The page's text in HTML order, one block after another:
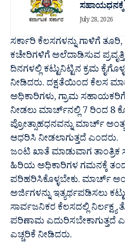
ಸಹಾಯಧನಕ್ಕೆ
July 28, 2026
ಸರ್ಕಾರಿ ಕೆಲಸಗಳನ್ನು ಗಾಳಿಗೆ ತೂರಿ,
ಕಚೇರಿಗಳಿಗೆ ಅಲೆದಾಡಿಸುವ
ದಿನಗಳಲ್ಲಿ ಕಟ್ಟುನಿಟ್ಟಿನ ಕ್ರಮ
ನೀಡಿದರು. ದಕ್ಷತೆಯಿಂದ ಕೆಲಸ
ಅಧಿಕಾರಿಗಳು, ಗ್ರಾಮ ಸಹಾಯಕರಿಗೆ
ನೀಡಲು ಮಾರ್ಚ್‍ನಲ್ಲಿ 7 ರಿಂದ
ಪ್ರೋತ್ಸಾಹಧನವನ್ನು ಮಾರ್ಚ್
ಆಧರಿಸಿ ನೀಡಲಾಗುತ್ತದೆ ಎಂದರು.
ಜಂಟಿ ಖಾತೆ ಮಾಡುವಾಗ ತಾಂತ್ರಿಕ
ಹಿರಿಯ ಅಧಿಕಾರಿಗಳ ಗಮನಕ್ಕೆ
ಪರಿಹರಿಸಿಕೊಳ್ಳಬೇಕು. ಮಾರ್ಚ್
ಅರ್ಜಿಗಳನ್ನು ಇತ್ಯರ್ಥಪಡಿಸಲು
ಸಾರ್ವಜನಿಕರ ಕೆಲಸದಲ್ಲಿ
ಪರಿಣಾಮ ಎದುರಿಸಬೇಕಾಗುತ್ತದೆ
ಎಚ್ಚರಿಕೆ ನೀಡಿದರು.